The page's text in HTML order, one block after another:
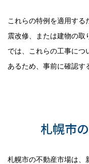
これらの特例を適用す
震改修、または建物の取
では、これらの工事につ
あるため、事前に確認す
札幌市
札幌市の不動産市場は、